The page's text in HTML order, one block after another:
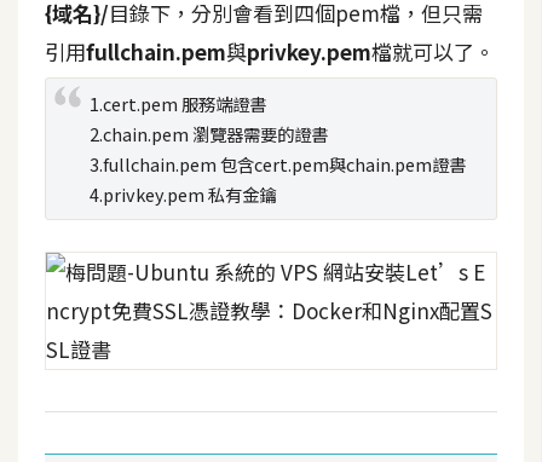
流
架
設
與
網
域
S
O
{域名}/目錄下，分別會看到四個pem檔，但只需
引用fullchain.pem與privkey.pem檔就可以了。
1.cert.pem 服務端證書
2.chain.pem 瀏覽器需要的證書
3.fullchain.pem 包含cert.pem與chain.pem證書
4.privkey.pem 私有金鑰